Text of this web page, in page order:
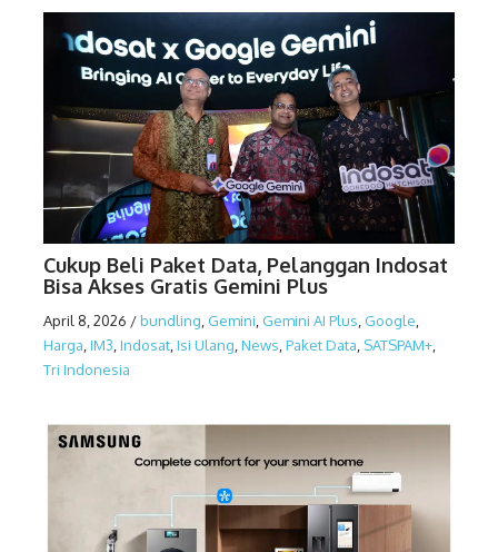
Cukup Beli Paket Data, Pelanggan Indosat
Bisa Akses Gratis Gemini Plus
April 8, 2026 /bundling Gemini Gemini AI Plus Google
Harga IM3 Indosat Isi Ulang News Paket Data SATSPAM+
Tri Indonesia